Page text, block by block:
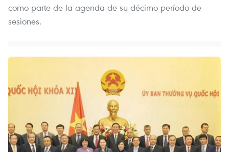
como parte de la agenda de su décimo período de
sesiones.